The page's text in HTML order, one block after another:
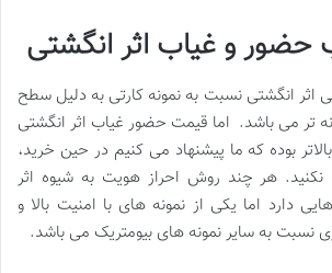
حضور و غیاب اثر انگشتی
اثر انگشتی نسبت به نمونه کارتی به دلیل سطح
تر می باشد. اما قیمت حضور غیاب اثر انگشتی
بوده که ما پیشنهاد می کنیم در حین خرید،
هر چند روش احراز هویت به شیوه اثر
دارد اما یکی از نمونه های با امنیت بالا و
نسبت به سایر نمونه های بیومتریک می باشد.